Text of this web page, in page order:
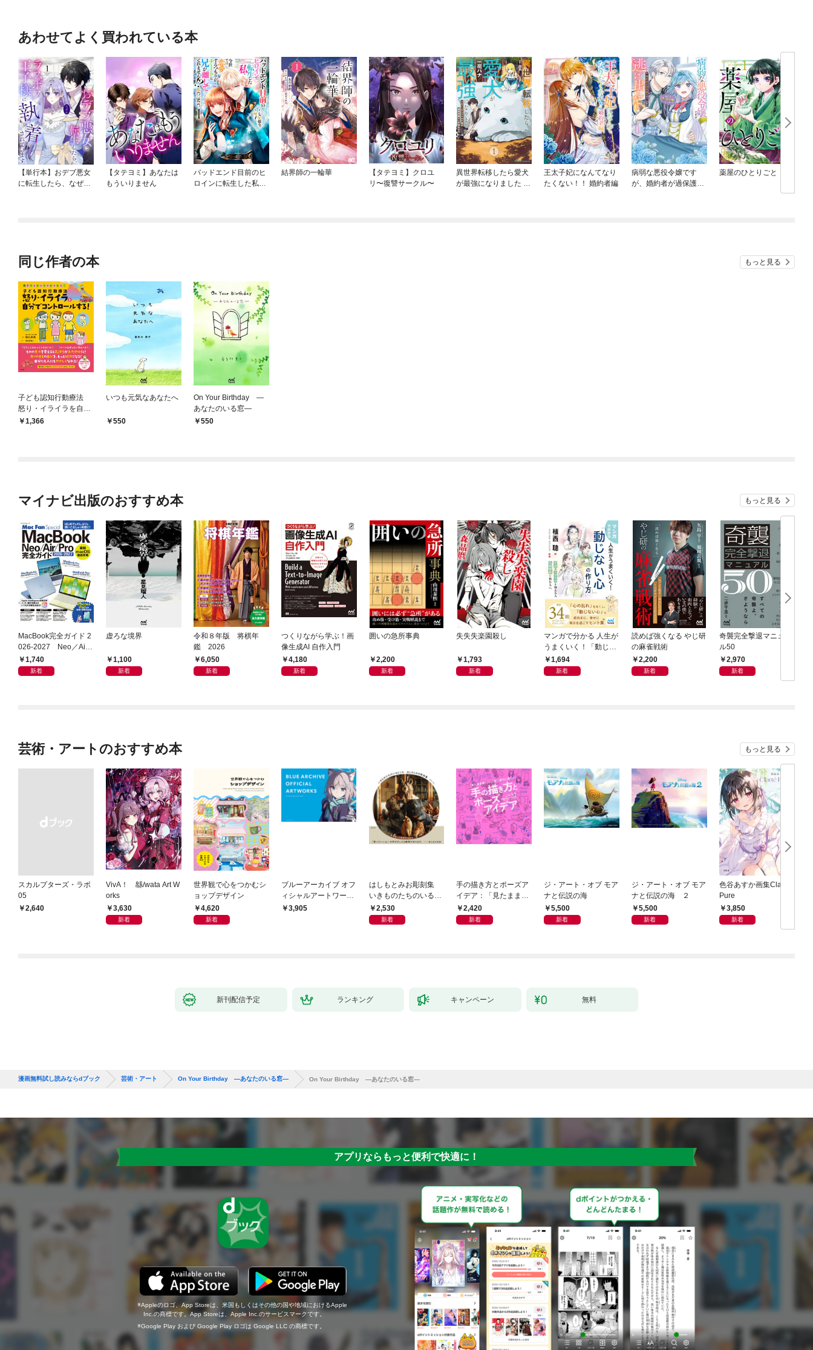
あわせてよく買われている本
【単行本】おデブ悪女
に転生したら、なぜか
【タテヨミ】あなたは
もういりません
バッドエンド目前のヒ
ロインに転生した私、
結界師の一輪華
【タテヨミ】クロユ
リ〜復讐サークル〜
異世界転移したら愛犬
が最強になりました ～
王太子妃になんてなり
たくない！！ 婚約者編
病弱な悪役令嬢です
が、婚約者が過保護す
薬屋のひとりごと
同じ作者の本 もっと見る
子ども認知行動療法
怒り・イライラを自分
でコントロールする！
1,366
いつも元気なあなたへ
550
On Your Birthday ―
あなたのいる窓―
550
マイナビ出版のおすすめ本 もっと見る
MacBook完全ガイド 2
026-2027 Neo／Air
／Pro対応
1,740
新着
虚ろな境界
1,100
新着
令和８年版 将棋年
鑑 2026
6,050
新着
つくりながら学ぶ！画
像生成AI 自作入門
4,180
新着
囲いの急所事典
2,200
新着
失失失楽園殺し
1,793
新着
マンガで分かる 人生が
うまくいく！「動じな
い心」の作り方
1,694
新着
読めば強くなる やじ研
の麻雀戦術
2,200
新着
奇襲完全撃退マニュア
ル50
2,970
新着
芸術・アートのおすすめ本 もっと見る
スカルプターズ・ラボ
05
￥2,640
VivA！ 緜/wata Art W
orks
3,630
新着
世界観で心をつかむシ
ョップデザイン
4,620
新着
ブルーアーカイブ オフ
ィシャルアートワーク
ス3,905
はしもとみお彫刻集
いきものたちのいると
ころ2,530
新着
手の描き方とポーズア
イデア：「見たまま描
く」から「思い通りに
描く」へ
2,420
新着
ジ・アート・オブ モア
ナと伝説の海
5,500
新着
ジ・アート・オブ モア
ナと伝説の海 ２
5,500
新着
色谷あすか画集Clarté
Pure
3,850
新着
新刊配信予定 ランキング キャンペーン 無料
漫画無料試し読みならdブック 芸術・アート On Your Birthday ―あなたのいる窓― On Your Birthday ―あなたのいる窓―
アプリならもっと便利で快適に！
Appleのロゴ、App Storeは、米国もしくはその他の国や地域におけるApple
Inc.の商標です。App Storeは、Apple Inc.のサービスマークです。
Google Play および Google Play ロゴは Google LLC の商標です。